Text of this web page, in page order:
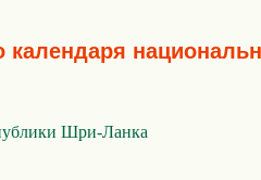
календаря
Шри-Ланка